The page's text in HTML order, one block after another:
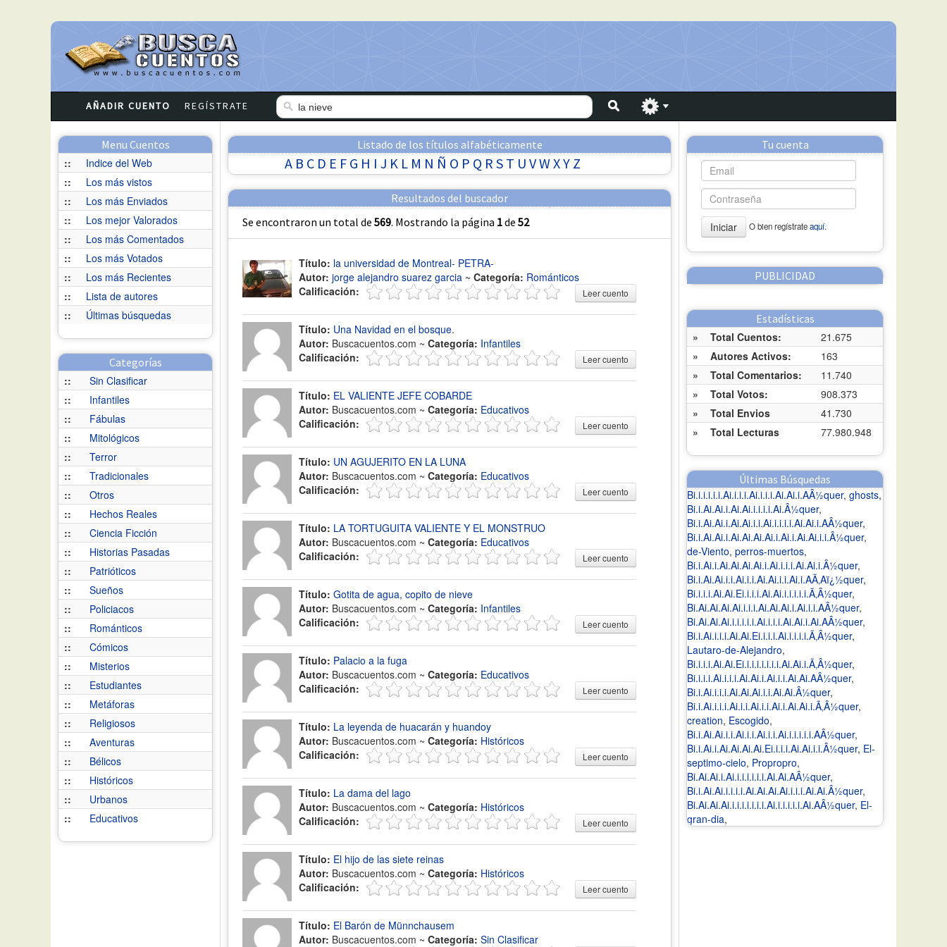
AÑADIR CUENTO REGÍSTRATE
Menu Cuentos
::
Indice del Web
::
Los más vistos
::
Los más Enviados
::
Los mejor Valorados
::
Los más Comentados
::
Los más Votados
::
Los más Recientes
::
Lista de autores
::
Últimas búsquedas
Categorías
::
Sin Clasificar
::
Infantiles
::
Fábulas
::
Mitológicos
::
Terror
::
Tradicionales
::
Otros
::
Hechos Reales
::
Ciencia Ficción
::
Historias Pasadas
::
Patrióticos
::
Sueños
::
Policiacos
::
Románticos
::
Cómicos
::
Misterios
::
Estudiantes
::
Metáforas
::
Religiosos
::
Aventuras
::
Bélicos
::
Históricos
::
Urbanos
::
Educativos
Listado de los títulos alfabéticamente
A B C D E F G H I J K L M N Ñ O P Q R S T U VWXY Z
Resultados del buscador
Se encontraron un total de 569. Mostrando la página 1de 52
Título: la universidad de Montreal- PETRA-
Autor: jorge alejandro suarez garcia ~ Categoría: Románticos
Calificación:
Leer cuento
Título: Una Navidad en el bosque.
Autor: Buscacuentos.com ~ Categoría: Infantiles
Calificación:
Leer cuento
Título: EL VALIENTE JEFE COBARDE
Autor: Buscacuentos.com ~ Categoría: Educativos
Calificación:
Leer cuento
Título: UN AGUJERITO EN LA LUNA
Autor: Buscacuentos.com ~ Categoría: Educativos
Calificación:
Leer cuento
Título: LA TORTUGUITA VALIENTE Y EL MONSTRUO
Autor: Buscacuentos.com ~ Categoría: Educativos
Calificación:
Leer cuento
Título: Gotita de agua, copito de nieve
Autor: Buscacuentos.com ~ Categoría: Infantiles
Calificación:
Leer cuento
Título: Palacio a la fuga
Autor: Buscacuentos.com ~ Categoría: Educativos
Calificación:
Leer cuento
Título: La leyenda de huacarán y huandoy
Autor: Buscacuentos.com ~ Categoría: Históricos
Calificación:
Leer cuento
Título: La dama del lago
Autor: Buscacuentos.com ~ Categoría: Históricos
Calificación:
Leer cuento
Título: El hijo de las siete reinas
Autor: Buscacuentos.com ~ Categoría: Históricos
Calificación:
Leer cuento
Título: El Barón de Münnchausem
Autor: Buscacuentos.com ~ Categoría: Sin Clasificar
Tu cuenta
Iniciar O bien regístrateaquí.
PUBLICIDAD
Estadísticas
»
Total Cuentos:
21.675
»
Autores Activos:
163
»
Total Comentarios:
11.740
»
Total Votos:
908.373
»
Total Envios
41.730
»
Total Lecturas 77.980.948
Últimas Búsquedas
Bi.i.i.i.i.i.Ai.i.i.i.Ai.i.i.i.Ai.Ai.i.AÂ½quer, ghosts,
Bi.i.Ai.Ai.i.Ai.Ai.i.i.i.i.Ai.Â½quer,
Bi.i.Ai.Ai.i.Ai.Ai.i.i.Ai.i.i.i.i.Ai.Ai.i.AÂ½quer,
Bi.i.Ai.Ai.i.Ai.Ai.Ai.Ai.i.Ai.i.Ai.Ai.i.i.Â½quer,
de-Viento, perros-muertos,
Bi.i.Ai.i.Ai.Ai.Ai.Ai.i.Ai.i.i.i.Ai.Ai.i.Â½quer,
Bi.i.Ai.Ai.i.i.Ai.i.i.Ai.Ai.i.i.Ai.i.AÃ‚Aï¿½quer,
Bi.i.i.i.Ai.Ai.Ei.i.i.i.Ai.Ai.i.i.i.i.i.Ã‚Â½quer,
Bi.Ai.Ai.Ai.Ai.i.i.i.Ai.Ai.Ai.i.Ai.i.i.AÂ½quer,
Bi.Ai.Ai.Ai.i.i.i.i.i.Ai.i.i.i.Ai.Ai.i.Ai.AÂ½quer,
Bi.i.Ai.i.i.i.Ai.Ai.Ei.i.i.i.Ai.i.i.i.i.Ã‚Â½quer,
Lautaro-de-Alejandro,
Bi.i.i.i.Ai.Ai.Ei.i.i.i.i.i.i.i.Ai.Ai.i.Ã‚Â½quer,
Bi.i.i.i.Ai.i.i.i.Ai.Ai.i.Ai.i.i.Ai.Ai.AÂ½quer,
Bi.i.Ai.i.i.i.Ai.Ai.Ai.i.i.Ai.Ai.Â½quer,
Bi.i.Ai.i.i.i.Ai.i.i.Ai.i.i.Ai.i.Ai.Ai.i.Ã‚Â½quer,
creation, Escogido,
Bi.i.Ai.Ai.i.i.Ai.i.i.Ai.i.i.Ai.i.i.i.i.i.AÂ½quer,
Bi.i.Ai.i.Ai.Ai.Ai.Ai.Ei.i.i.i.Ai.Ai.i.i.Â½quer, El-
septimo-cielo, Propropro,
Bi.Ai.Ai.i.Ai.i.i.i.i.i.i.Ai.Ai.AÂ½quer,
Bi.i.Ai.Ai.i.i.i.i.Ai.Ai.Ai.Ai.i.i.i.Ai.Ai.Â½quer,
Bi.Ai.Ai.Ai.i.i.i.i.i.i.i.Ai.i.i.i.i.i.Ai.AÂ½quer, El-
gran-dia,